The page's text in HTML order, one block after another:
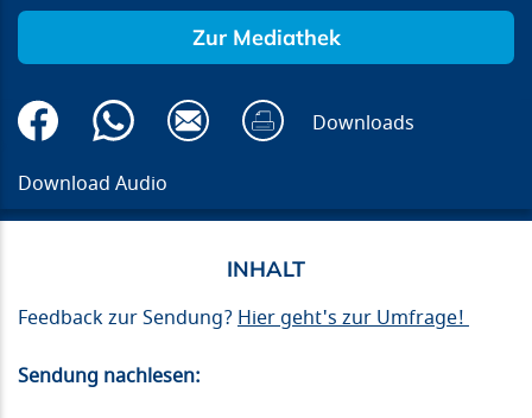
Zur Mediathek
Downloads
Download Audio
Feedback zur Sendung? Hier geht's zur Umfrage!
Sendung nachlesen: